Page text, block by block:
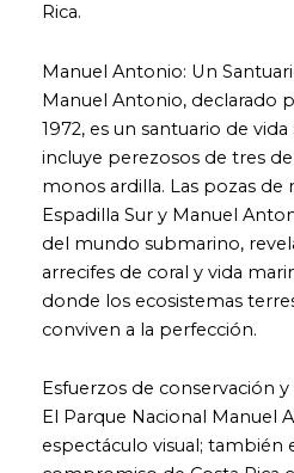
Rica.
Manuel Antonio: Un
Manuel Antonio, declarado
1972, es un santuario de
incluye perezosos de tres
monos ardilla. Las pozas de
Espadilla Sur y Manuel
del mundo submarino,
arrecifes de coral y vida
donde los ecosistemas
conviven a la perfección.
Esfuerzos de conservación
El Parque Nacional Manuel
espectáculo visual; también